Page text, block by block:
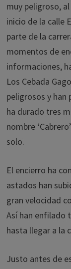
muy peligroso,
inicio de la calle
parte de la
momentos de
informaciones,
Los Cebada
peligrosos y han
ha durado tres
nombre
solo.
El encierro ha
astados han
gran velocidad
Así han enfilado
hasta llegar a la
Justo antes de